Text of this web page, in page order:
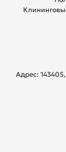
Адрес: